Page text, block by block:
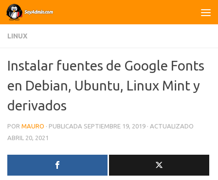
Saltar al contenido
LINUX
Instalar fuentes de Google Fonts
en Debian, Ubuntu, Linux Mint y
derivados
POR MAURO · PUBLICADA SEPTIEMBRE 19, 2019 · ACTUALIZADO
ABRIL 20, 2021